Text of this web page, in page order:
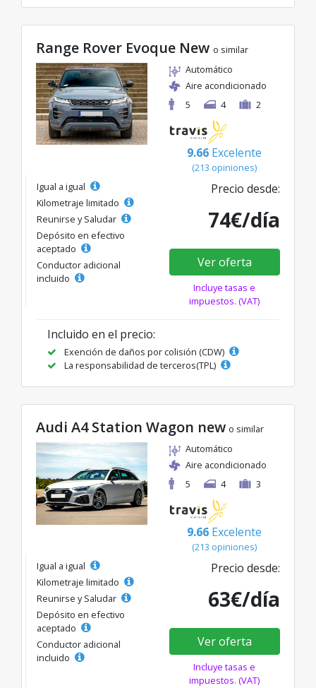
Range Rover Evoque New o similar
Automático
Aire acondicionado
5
4 2
9.66 Excelente
(213 opiniones)
Igual a igual
Kilometraje limitado
Reunirse y Saludar
Depósito en efectivo
aceptado
Conductor adicional
incluido
Precio desde:
74€/día
Ver oferta
Incluye tasas e
impuestos. (VAT)
Incluido en el precio:
Exención de daños por colisión (CDW)
La responsabilidad de terceros(TPL)
Audi A4 Station Wagon new o similar
Automático
Aire acondicionado
5
4 3
9.66 Excelente
(213 opiniones)
Igual a igual
Kilometraje limitado
Reunirse y Saludar
Depósito en efectivo
aceptado
Conductor adicional
incluido
Precio desde:
63€/día
Ver oferta
Incluye tasas e
impuestos. (VAT)